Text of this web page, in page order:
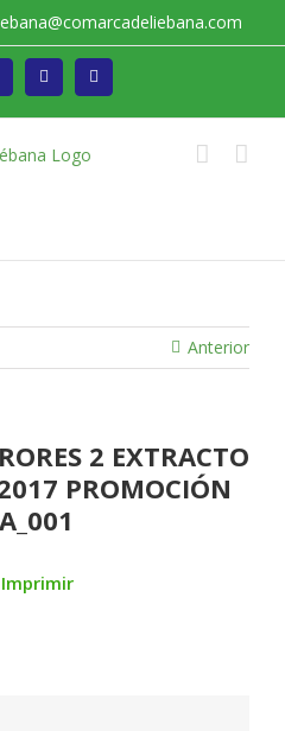
Twitter Instagram
Anterior
2 EXTRACTO
PROMOCIÓN
Imprimir